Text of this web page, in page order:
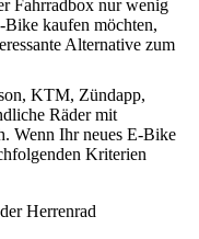
Fahrradbox nur wenig
Bike kaufen möchten,
Alternative zum
KTM, Zündapp,
Räder mit
Wenn Ihr neues E-Bike
Kriterien
Herrenrad